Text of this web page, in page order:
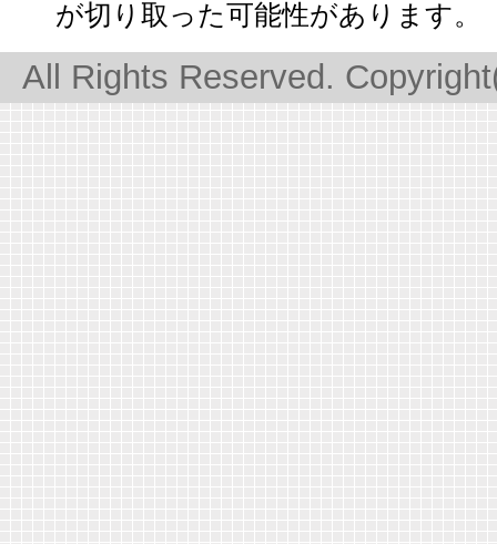
が切り取った可能性があります。
All Rights Reserved.